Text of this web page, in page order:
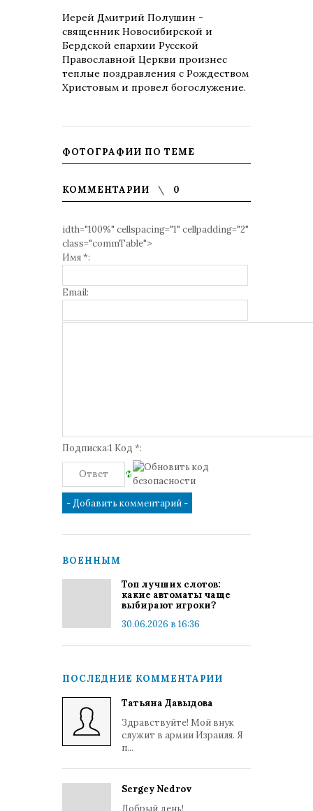
Иерей Дмитрий Полушин -
священник Новосибирской и
Бердской епархии Русской
Православной Церкви произнес
теплые поздравления с Рождеством
Христовым и провел богослужение.
ФОТОГРАФИИ ПО ТЕМЕ
КОММЕНТАРИИ 0
idth="100%" cellspacing="1" cellpadding="2"
class="commTable">
Имя *:
Email:
Подписка:1 Код *:
ВОЕННЫМ
Топ лучших слотов:
какие автоматы чаще
выбирают игроки?
30.06.2026 в 16:36
ПОСЛЕДНИЕ КОММЕНТАРИИ
Татьяна Давыдова
Здравствуйте! Мой внук
служит в армии Израиля. Я
п...
Sergey Nedrov
Добрый день!